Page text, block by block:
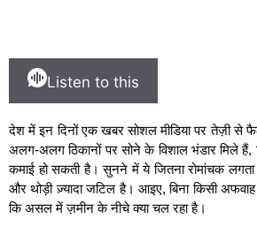
Listen to this
देश में इन दिनों एक खबर सोशल मीडिया पर तेज़ी से
अलग-अलग ठिकानों पर सोने के विशाल भंडार मिले हैं,
कमाई हो सकती है। सुनने में ये जितना रोमांचक लगता
और थोड़ी ज़्यादा जटिल है। आइए, बिना किसी
कि असल में ज़मीन के नीचे क्या चल रहा है।